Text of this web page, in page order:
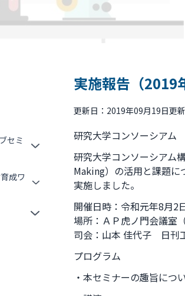
セミ
成ワ
実施報告（2019
更新日：2019年09月19日更
研究大学コンソーシアム
研究大学コンソーシアム
Making）の活用と課題に
実施しました。
開催日時：令和元年8月2
場所：ＡＰ虎ノ門会議室
司会：山本 佳代子 日刊
プログラム
・本セミナーの趣旨に